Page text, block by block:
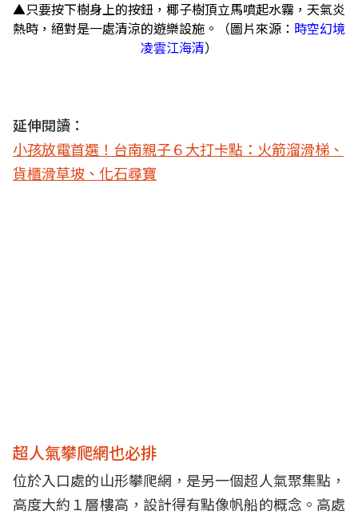
▲只要按下樹身上的按鈕，椰子樹頂立馬噴起水霧，天氣炎
熱時，絕對是一處清涼的遊樂設施。（圖片來源： 時空幻境
凌雲江海清）
延伸閱讀：
小孩放電首選！台南親子６大打卡點：火箭溜滑梯、
貨櫃滑草坡、化石尋寶
超人氣攀爬網也必排
位於入口處的山形攀爬網，是另一個超人氣聚集點，
高度大約１層樓高，設計得有點像帆船的概念。高處